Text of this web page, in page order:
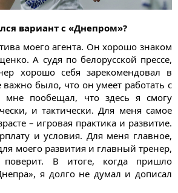
вариант с «Днепром»?
моего агента. Он хорошо знаком
А судя по белорусской прессе,
хорошо себя зарекомендовал в
было, что он умеет работать с
мне пообещал, что здесь я смогу
и тактически. Для меня самое
– игровая практика и развитие.
и условия. Для меня главное,
моего развития и главный тренер,
В итоге, когда пришло
я долго не думал и дописал